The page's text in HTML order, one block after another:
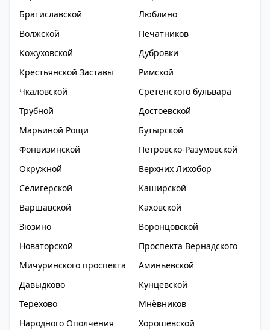
Братиславской
Люблино
Волжской
Печатников
Кожуховской
Дубровки
Крестьянской Заставы
Римской
Чкаловской
Сретенского бульвара
Трубной
Достоевской
Марьиной Рощи
Бутырской
Фонвизинской
Петровско-Разумовской
Окружной
Верхних Лихобор
Селигерской
Каширской
Варшавской
Каховской
Зюзино
Воронцовской
Новаторской
Проспекта Вернадского
Мичуринского проспекта
Аминьевской
Давыдково
Кунцевской
Терехово
Мнёвников
Народного Ополчения
Хорошёвской